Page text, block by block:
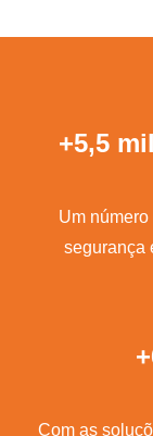
+5,5
Um
segurança
Com as